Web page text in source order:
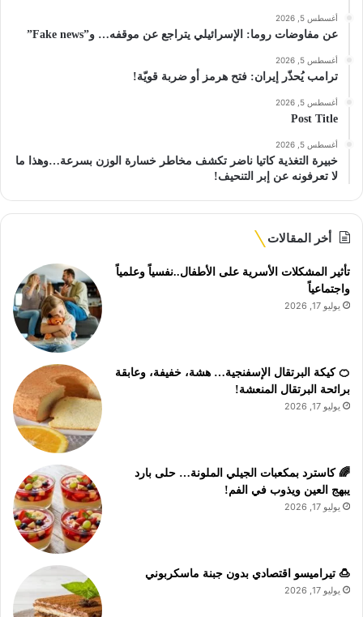
أغسطس 5, 2026
عن مفاوضات روما: الإسرائيلي يتراجع عن موقفه… و”Fake news”
أغسطس 5, 2026
ترامب يُحذّر إيران: فتح هرمز أو ضربة قويّة!
أغسطس 5, 2026
Post Title
أغسطس 5, 2026
خبيرة التغذية كاتيا ناضر تكشف مخاطر خسارة الوزن بسرعة…وهذا ما
لا تعرفونه عن إبر التنحيف!
أخر المقالات
تأثير المشكلات الأسرية على الأطفال..نفسياً وعلمياً
واجتماعياً
يوليو 17, 2026
🍊 كيكة البرتقال الإسفنجية… هشة، خفيفة، وعابقة
برائحة البرتقال المنعشة!
يوليو 17, 2026
🌈 كاسترد بمكعبات الجيلي الملونة… حلى بارد
يبهج العين ويذوب في الفم!
يوليو 17, 2026
🍮 تيراميسو اقتصادي بدون جبنة ماسكربوني
يوليو 17, 2026